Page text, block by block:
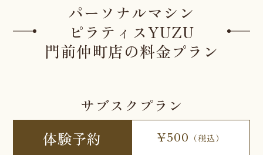
パーソナルマシン
ピラティスYUZU
門前仲町店の料金プラン
サブスクプラン
体験予約
¥500 （税込）